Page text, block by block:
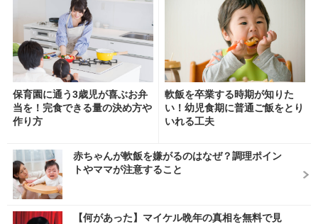
保育園に通う3歳児が喜ぶお弁
当を！完食できる量の決め方や
作り方
軟飯を卒業する時期が知りた
い！幼児食期に普通ご飯をとり
いれる工夫
赤ちゃんが軟飯を嫌がるのはなぜ？調理ポイン
トやママが注意すること
【何があった】マイケル晩年の真相を無料で見